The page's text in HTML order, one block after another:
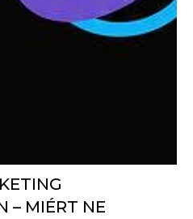
– MIÉRT NE